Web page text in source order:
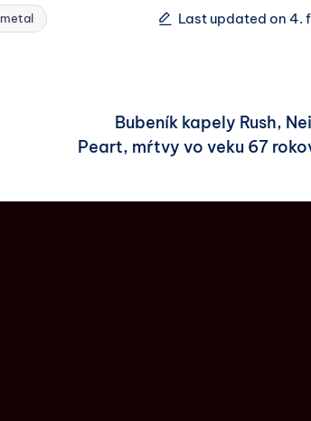
metal Last updated on 4.
Bubeník kapely Rush,
Peart, mŕtvy vo veku 67